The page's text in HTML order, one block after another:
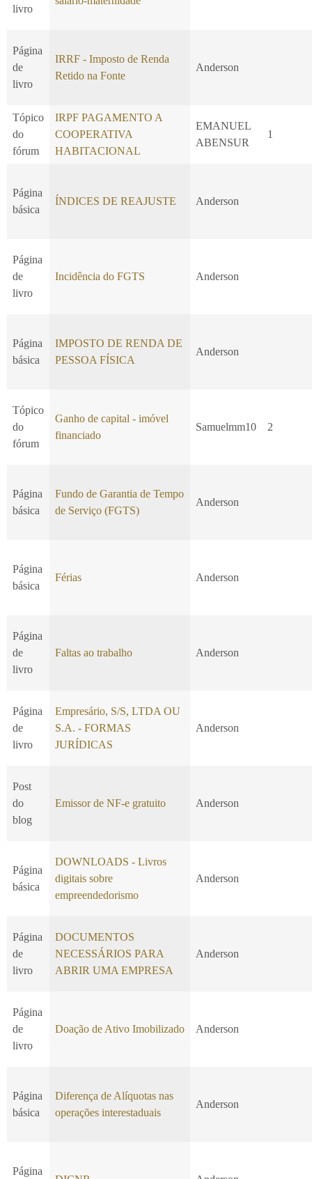
livro
Página
de
livro
IRRF - Imposto de Renda
Retido na Fonte
Anderson
Tópico
do
fórum
IRPF PAGAMENTO A
COOPERATIVA
HABITACIONAL
EMANUEL
ABENSUR
1
Página
básica
ÍNDICES DE REAJUSTE Anderson
Página
de
livro
Incidência do FGTS Anderson
Página
básica
IMPOSTO DE RENDA DE
PESSOA FÍSICA
Anderson
Tópico
do
fórum
Ganho de capital - imóvel
financiado
Samuelmm10 2
Página
básica
Fundo de Garantia de Tempo
de Serviço (FGTS)
Anderson
Página
básica
Férias Anderson
Página
de
livro
Faltas ao trabalho Anderson
Página
de
livro
Empresário, S/S, LTDA OU
S.A. - FORMAS
JURÍDICAS
Anderson
Post
do
blog
Emissor de NF-e gratuito Anderson
Página
básica
DOWNLOADS - Livros
digitais sobre
empreendedorismo
Anderson
Página
de
livro
DOCUMENTOS
NECESSÁRIOS PARA
ABRIR UMA EMPRESA
Anderson
Página
de
livro
Doação de Ativo Imobilizado Anderson
Página
básica
Diferença de Alíquotas nas
operações interestaduais
Anderson
Página